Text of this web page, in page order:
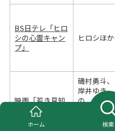
BS日テレ「ヒロ
シの心霊キャン
プ」
ヒロシほか
映画「若き見知
らぬ者たち」
磯村勇斗、
岸井ゆき
の、
福山翔大、
染谷将太ほ
ホーム 検索